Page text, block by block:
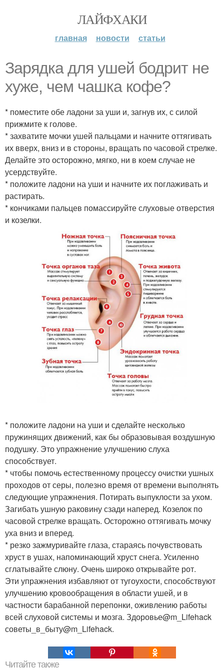
ЛАЙФХАКИ
главная новости статьи
Зарядка для ушей бодрит не
хуже, чем чашка кофе?
* поместите обе ладони за уши и, загнув их, с силой
прижмите к голове.
* захватите мочки ушей пальцами и начните оттягивать
их вверх, вниз и в стороны, вращать по часовой стрелке.
Делайте это осторожно, мягко, ни в коем случае не
усердствуйте.
* положите ладони на уши и начните их поглаживать и
растирать.
* кончиками пальцев помассируйте слуховые отверстия
и козелки.
* положите ладони на уши и сделайте несколько
пружинящих движений, как бы образовывая воздушную
подушку. Это упражнение улучшению слуха
способствует.
* чтобы помочь естественному процессу очистки ушных
проходов от серы, полезно время от времени выполнять
следующие упражнения. Потирать выпуклости за ухом.
Загибать ушную раковину сзади наперед. Козелок по
часовой стрелке вращать. Осторожно оттягивать мочку
уха вниз и вперед.
* резко зажмуривайте глаза, стараясь почувствовать
хруст в ушах, напоминающий хруст снега. Усиленно
сглатывайте слюну. Очень широко открывайте рот.
Эти упражнения избавляют от тугоухости, способствуют
улучшению кровообращения в области ушей, и в
частности барабанной перепонки, оживлению работы
всей слуховой системы и мозга. Здоровье@m_Lifehack
советы_в_быту@m_Lifehack.
Читайте также